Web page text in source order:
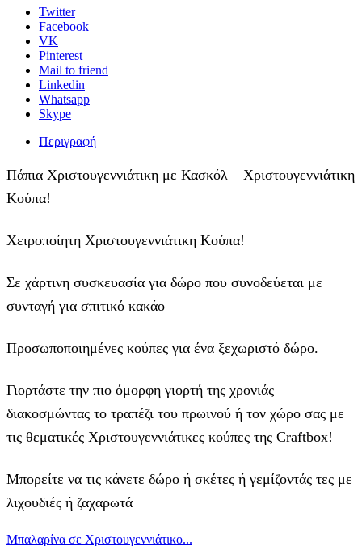
ποσότηταTwitter
Facebook
VK
Pinterest
Mail to friend
Linkedin
Whatsapp
Skype
Περιγραφή
Πάπια Χριστουγεννιάτικη με Κασκόλ – Χριστουγεννιάτικη
Κούπα!
Χειροποίητη Χριστουγεννιάτικη Κούπα!
Σε χάρτινη συσκευασία για δώρο που συνοδεύεται με
συνταγή για σπιτικό κακάο
Προσωποποιημένες κούπες για ένα ξεχωριστό δώρο.
Γιορτάστε την πιο όμορφη γιορτή της χρονιάς
διακοσμώντας το τραπέζι του πρωινού ή τον χώρο σας με
τις θεματικές Χριστουγεννιάτικες κούπες της Craftbox!
Μπορείτε να τις κάνετε δώρο ή σκέτες ή γεμίζοντάς τες με
λιχουδιές ή ζαχαρωτά
Μπαλαρίνα σε Χριστουγεννιάτικο...